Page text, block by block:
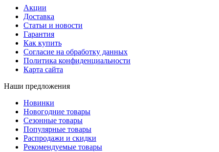
Акции
Доставка
Статьи и новости
Гарантия
Как купить
Согласие на обработку данных
Политика конфиденциальности
Карта сайта
Наши предложения
Новинки
Новогодние товары
Сезонные товары
Популярные товары
Распродажи и скидки
Рекомендуемые товары